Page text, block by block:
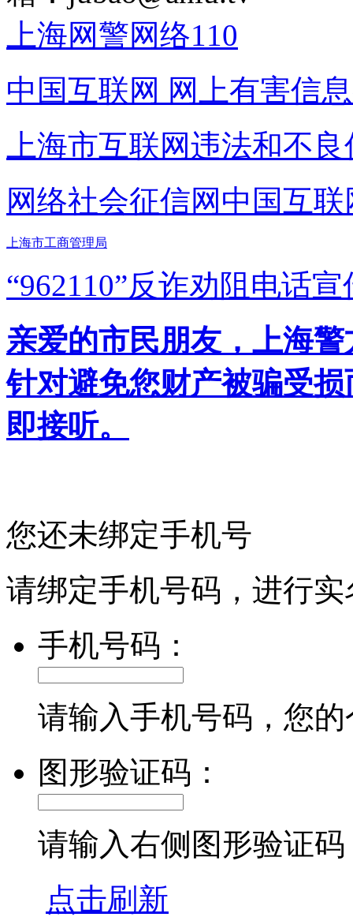
上海网警网络110
中国互联网 网上有害信
上海市互联网违法和不
网络社会征信网 中国互
上海市工商管理局
“962110”反诈劝阻电话宣
亲爱的市民朋友，上海
针对避免您财产被骗受
即接听。
您还未绑定手机号
请绑定手机号码，进行
手机号码：
请输入手机号码，您
图形验证码：
请输入右侧图形验证码
点击刷新